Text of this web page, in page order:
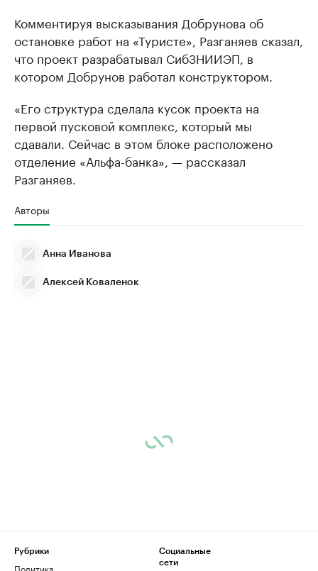
Комментируя высказывания Добрунова об
остановке работ на «Туристе», Разганяев сказал,
что проект разрабатывал СибЗНИИЭП, в
котором Добрунов работал конструктором.
«Его структура сделала кусок проекта на
первой пусковой комплекс, который мы
сдавали. Сейчас в этом блоке расположено
отделение «Альфа-банка», — рассказал
Разганяев.
Авторы
Анна Иванова
Алексей Коваленок
Рубрики
Политика
Социальные
сети